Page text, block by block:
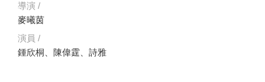
導演 /
麥曦茵
演員 /
鍾欣桐、陳偉霆、詩雅